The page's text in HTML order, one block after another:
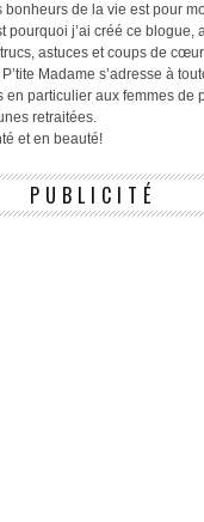
bonheurs de la vie est pour
pourquoi j’ai créé ce blogue,
astuces et coups de
Madame s’adresse à
en particulier aux femmes de
retraitées.
et en beauté!
PUBLICITÉ